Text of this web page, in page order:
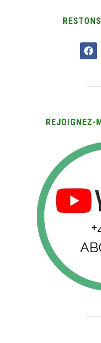
REJOIGNEZ-